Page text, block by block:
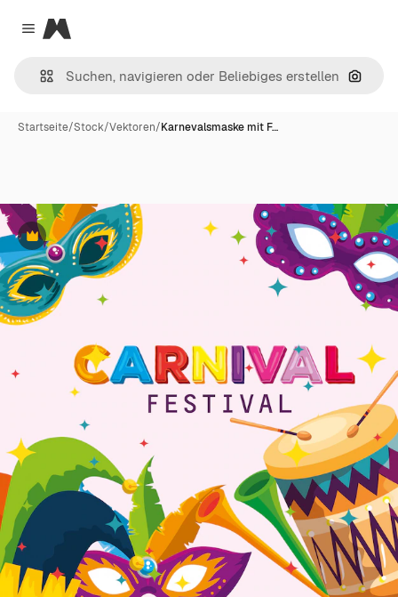
Close menu
Magnific
Nach
Startseite/Stock/Vektoren/Karnevalsmaske mit F…
Premium